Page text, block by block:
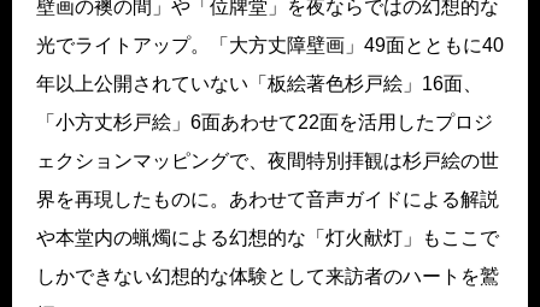
壁画の襖の間」や「位牌堂」を夜ならではの幻想的な
光でライトアップ。「大方丈障壁画」49面とともに40
年以上公開されていない「板絵著色杉戸絵」16面、
「小方丈杉戸絵」6面あわせて22面を活用したプロジ
ェクションマッピングで、夜間特別拝観は杉戸絵の世
界を再現したものに。あわせて音声ガイドによる解説
や本堂内の蝋燭による幻想的な「灯火献灯」もここで
しかできない幻想的な体験として来訪者のハートを鷲